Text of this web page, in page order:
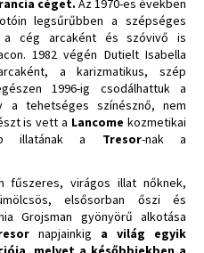
céget. Az 1970-es években
legsűrűbben a szépséges
a cég arcaként és szóvivő is
1982 végén Dutielt Isabella
a karizmatikus, szép
1996-ig csodálhattuk a
a tehetséges színésznő, nem
is vett a Lancome kozmetikai
illatának a Tresor-nak a
virágos illat nőknek,
elsősorban őszi és
Grojsman gyönyörű alkotása
napjainkig a világ egyik